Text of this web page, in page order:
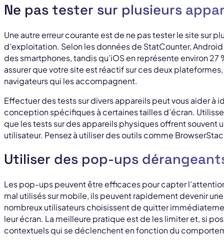
Ne pas tester sur plusieurs
Une autre erreur courante est de ne pas tester le site sur
d’exploitation. Selon les données de StatCounter,
des smartphones, tandis qu’iOS en représente environ
assurer que votre site est réactif sur ces deux
navigateurs qui les accompagnent.
Effectuer des tests sur divers appareils peut vous aider à
conception spécifiques à certaines tailles d’écran.
que les tests sur des appareils physiques offrent souvent
utilisateur. Pensez à utiliser des outils comme
Utiliser des pop-ups
Les pop-ups peuvent être efficaces pour capter
mal utilisés sur mobile, ils peuvent rapidement devenir
nombreux utilisateurs choisissent de quitter
leur écran. La meilleure pratique est de les limiter et, si
contextuels qui se déclenchent en fonction du